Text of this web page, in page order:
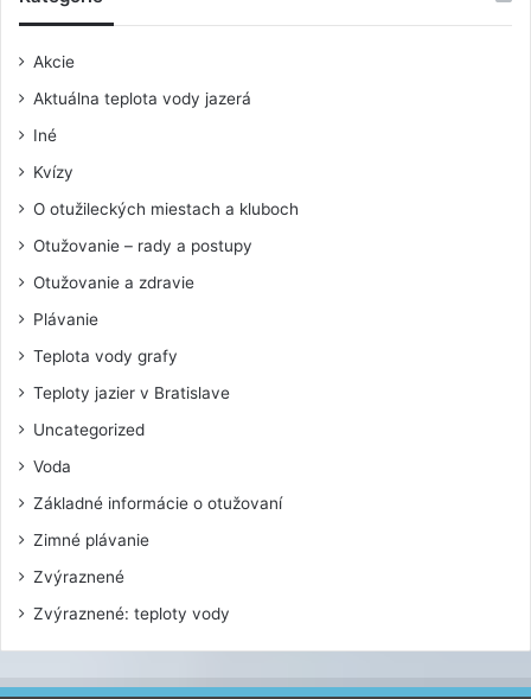
Akcie
Aktuálna teplota vody jazerá
Iné
Kvízy
O otužileckých miestach a kluboch
Otužovanie – rady a postupy
Otužovanie a zdravie
Plávanie
Teplota vody grafy
Teploty jazier v Bratislave
Uncategorized
Voda
Základné informácie o otužovaní
Zimné plávanie
Zvýraznené
Zvýraznené: teploty vody